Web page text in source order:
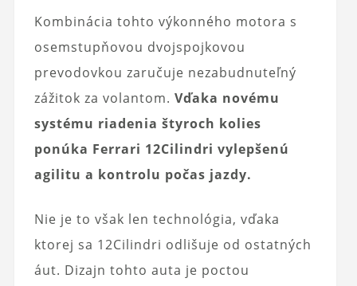
Kombinácia tohto výkonného motora s
osemstupňovou dvojspojkovou
prevodovkou zaručuje nezabudnuteľný
zážitok za volantom. Vďaka novému
systému riadenia štyroch kolies
ponúka Ferrari 12Cilindri vylepšenú
agilitu a kontrolu počas jazdy.
Nie je to však len technológia, vďaka
ktorej sa 12Cilindri odlišuje od ostatných
áut. Dizajn tohto auta je poctou